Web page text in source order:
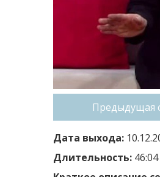
Предыдущая
Дата выхода:
Длительность: 46:04